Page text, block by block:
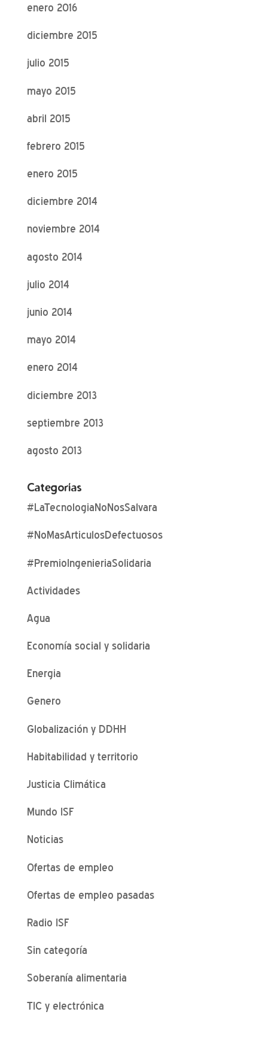
enero 2016
diciembre 2015
julio 2015
mayo 2015
abril 2015
febrero 2015
enero 2015
diciembre 2014
noviembre 2014
agosto 2014
julio 2014
junio 2014
mayo 2014
enero 2014
diciembre 2013
septiembre 2013
agosto 2013
Categorías
#LaTecnologiaNoNosSalvara
#NoMasArticulosDefectuosos
#PremioIngenieriaSolidaria
Actividades
Agua
Economía social y solidaria
Energia
Genero
Globalización y DDHH
Habitabilidad y territorio
Justicia Climática
Mundo ISF
Noticias
Ofertas de empleo
Ofertas de empleo pasadas
Radio ISF
Sin categoría
Soberanía alimentaria
TIC y electrónica